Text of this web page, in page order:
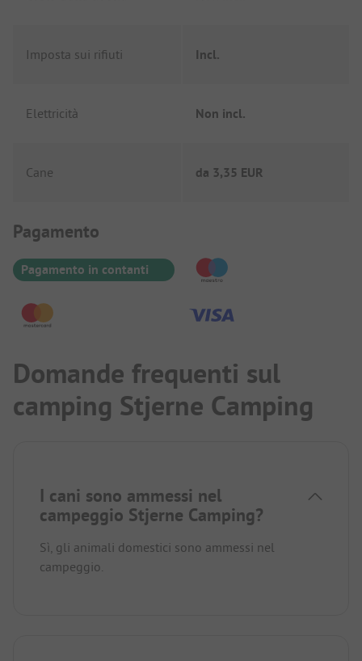
Imposta sui rifiuti Incl.
Elettricità Non incl.
Cane da 3,35 EUR
Informazioni sul pagamento
Pagamento
Pagamento in contanti
Domande frequenti sul
camping Stjerne Camping
I cani sono ammessi nel
campeggio Stjerne Camping?
Sì, gli animali domestici sono ammessi nel
campeggio.